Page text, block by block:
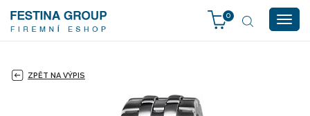
0
ZPĚT NA VÝPIS